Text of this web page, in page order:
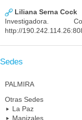
Liliana Serna Cock
Investigadora.
http://
Sedes
PALMIRA
Otras Sedes
La Paz
Manizales